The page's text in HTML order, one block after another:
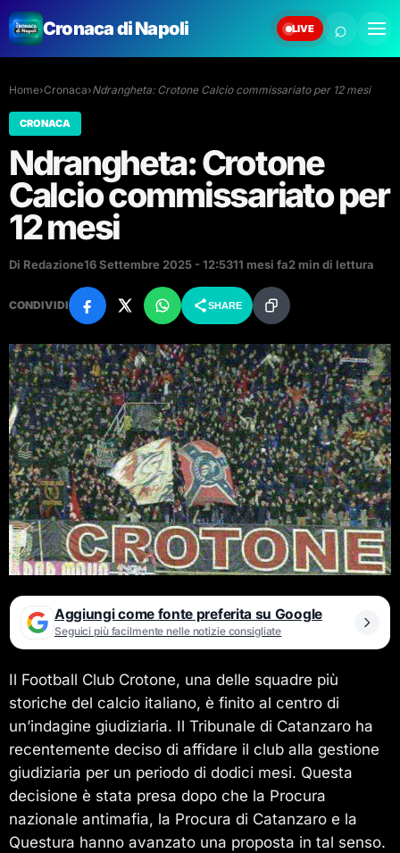
Cronaca di Napoli LIVE ⌕
Home›Cronaca›Ndrangheta: Crotone Calcio commissariato per 12 mesi
CRONACA
Ndrangheta: Crotone
Calcio commissariato per
12 mesi
Di Redazione16 Settembre 2025 - 12:5311 mesi fa2 min di lettura
CONDIVIDI SHARE
Aggiungi come fonte preferita su Google
Seguici più facilmente nelle notizie consigliate
Il Football Club Crotone, una delle squadre più
storiche del calcio italiano, è finito al centro di
un’indagine giudiziaria. Il Tribunale di Catanzaro ha
recentemente deciso di affidare il club alla gestione
giudiziaria per un periodo di dodici mesi. Questa
decisione è stata presa dopo che la Procura
nazionale antimafia, la Procura di Catanzaro e la
Questura hanno avanzato una proposta in tal senso.